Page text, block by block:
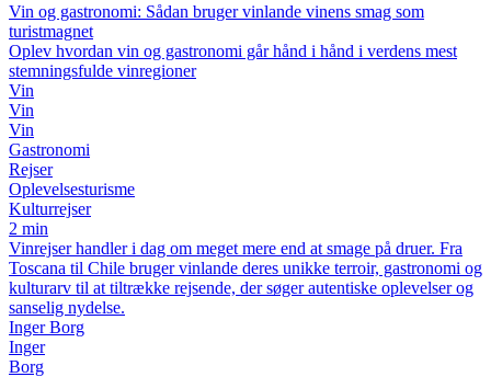
Vin og gastronomi: Sådan bruger vinlande vinens smag som
turistmagnet
Oplev hvordan vin og gastronomi går hånd i hånd i verdens mest
stemningsfulde vinregioner
Vin
Vin
Vin
Gastronomi
Rejser
Oplevelsesturisme
Kulturrejser
2 min
Vinrejser handler i dag om meget mere end at smage på druer. Fra
Toscana til Chile bruger vinlande deres unikke terroir, gastronomi og
kulturarv til at tiltrække rejsende, der søger autentiske oplevelser og
sanselig nydelse.
Inger Borg
Inger
Borg